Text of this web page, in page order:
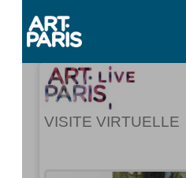
VISITE VIRTUELLE